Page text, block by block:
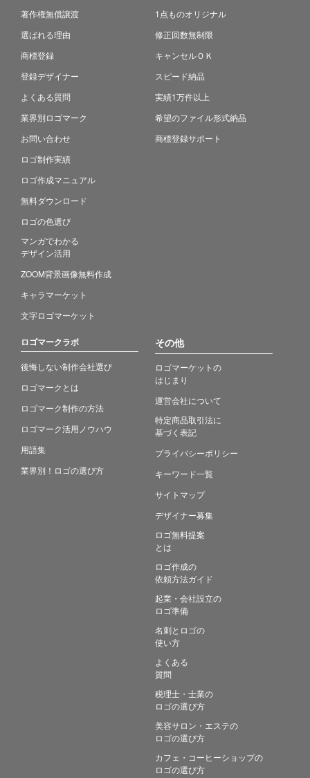
著作権無償譲渡
選ばれる理由
商標登録
登録デザイナー
よくある質問
業界別ロゴマーク
お問い合わせ
ロゴ制作実績
ロゴ作成マニュアル
無料ダウンロード
ロゴの色選び
マンガでわかる
デザイン活用
ZOOM背景画像無料作成
キャラマーケット
文字ロゴマーケット
1点ものオリジナル
修正回数無制限
キャンセルＯＫ
スピード納品
実績1万件以上
希望のファイル形式納品
商標登録サポート
ロゴマークラボ
後悔しない制作会社選び
ロゴマークとは
ロゴマーク制作の方法
ロゴマーク活用ノウハウ
用語集
業界別！ロゴの選び方
その他
ロゴマーケットの
はじまり
運営会社について
特定商品取引法に
基づく表記
プライバシーポリシー
キーワード一覧
サイトマップ
デザイナー募集
ロゴ無料提案
とは
ロゴ作成の
依頼方法ガイド
起業・会社設立の
ロゴ準備
名刺とロゴの
使い方
よくある
質問
税理士・士業の
ロゴの選び方
美容サロン・エステの
ロゴの選び方
カフェ・コーヒーショップの
ロゴの選び方